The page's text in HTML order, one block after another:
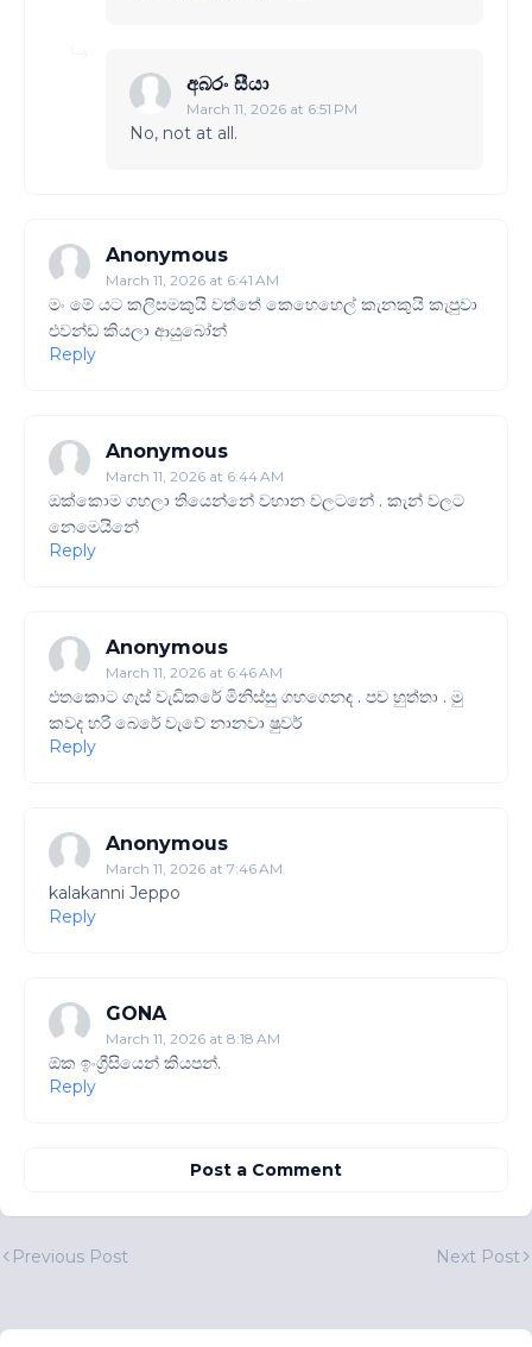
අබරං සීයා
March 11, 2026 at 6:51 PM
No, not at all.
Anonymous
March 11, 2026 at 6:41 AM
මං මේ යට කලිසමකුයි වත්තේ කෙහෙහෙල් කැනකුයි කැපුවා
එවන්ඩ කියලා ආයුබෝන්
Reply
Anonymous
March 11, 2026 at 6:44 AM
ඔක්කොම ගහලා තියෙන්නේ වහාන වලටනේ . කැන් වලට
නෙමෙයිනේ
Reply
Anonymous
March 11, 2026 at 6:46 AM
එතකොට ගැස් වැඩිකරේ මිනිස්සු ගහගෙනද . පච හුත්තා . මු
කවද හරි බෙරේ වැවේ නානවා ෂුවර්
Reply
Anonymous
March 11, 2026 at 7:46 AM
kalakanni Jeppo
Reply
GONA
March 11, 2026 at 8:18 AM
ඕක ඉංග්‍රීසියෙන් කියපන්.
Reply
Post a Comment
Previous Post Next Post